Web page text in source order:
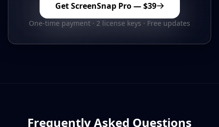
Get ScreenSnap Pro —$39
One-time payment · 2 license keys · Free updates
Frequently Asked Questions